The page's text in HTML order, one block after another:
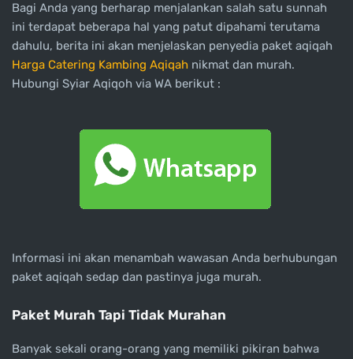
Bagi Anda yang berharap menjalankan salah satu sunnah
ini terdapat beberapa hal yang patut dipahami terutama
dahulu, berita ini akan menjelaskan penyedia paket aqiqah
Harga Catering Kambing Aqiqah nikmat dan murah.
Hubungi Syiar Aqiqoh via WA berikut :
Informasi ini akan menambah wawasan Anda berhubungan
paket aqiqah sedap dan pastinya juga murah.
Paket Murah Tapi Tidak Murahan
Banyak sekali orang-orang yang memiliki pikiran bahwa